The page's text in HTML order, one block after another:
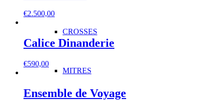
CROSSES
MITRES
€2.500,00
Calice Dinanderie
€590,00
Ensemble de Voyage